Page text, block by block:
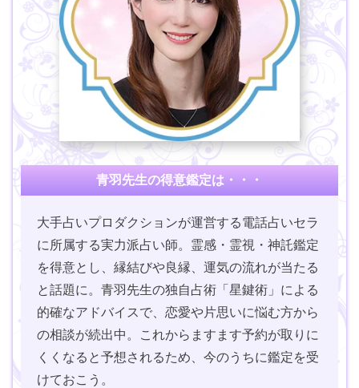
青羽先生の得意鑑定は・・・
大手占いプロダクションが運営する電話占いセラ
に所属する実力派占い師。霊感・霊視・神託鑑定
を得意とし、縁結びや良縁、運気の流れが当たる
と話題に。青羽先生の独自占術「星鍵術」による
的確なアドバイスで、恋愛や片思いに悩む方から
の相談が続出中。これからますます予約が取りに
くくなると予想されるため、今のうちに鑑定を受
けておこう。